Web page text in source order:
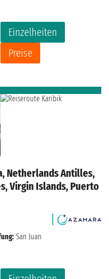
Einzelheiten
Preise
Netherlands Antilles,
Virgin Islands, Puerto
San Juan